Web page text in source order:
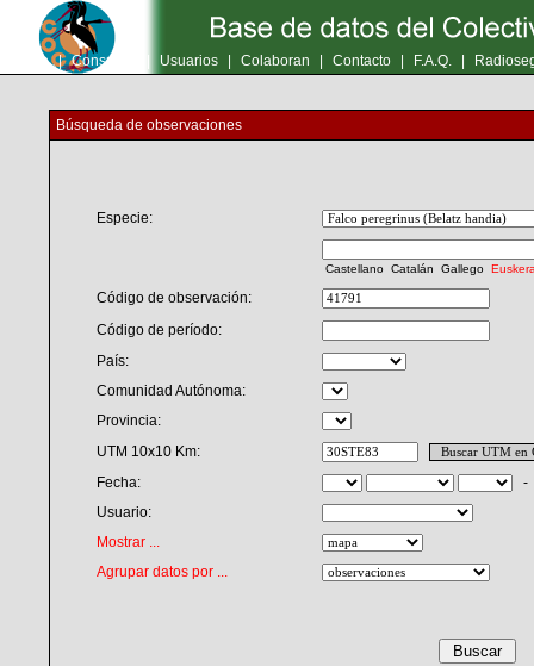
Inicio | Consultas Usuarios Colaboran Contacto F.A.Q.
Búsqueda de observaciones
Especie:
Castellano Catalán Gallego
Código de observación:
Código de período:
País:
Comunidad Autónoma:
Provincia:
UTM 10x10 Km:
Fecha:
Usuario:
Mostrar ...
Agrupar datos por ...